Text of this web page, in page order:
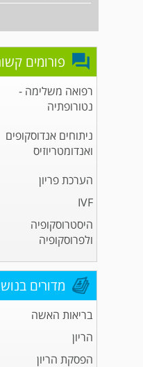
פורומים
רפואה משלימה -
נטורופתיה
ניתוחים אנדוסקופים
ואנדומטריוזיס
הערכת פריון
IVF
היסטרוסקופיה
ולפרוסקופיה
מדורים
בריאות האשה
הריון
הפסקת הריון